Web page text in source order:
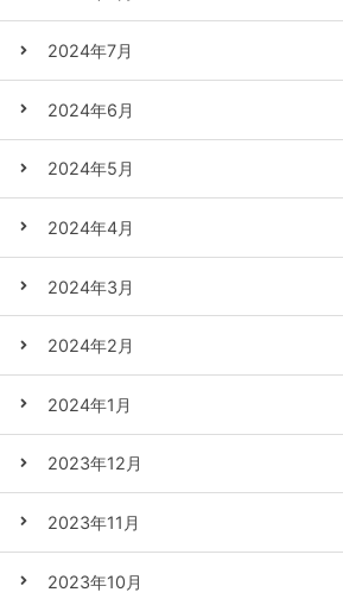
2024年7月
2024年6月
2024年5月
2024年4月
2024年3月
2024年2月
2024年1月
2023年12月
2023年11月
2023年10月